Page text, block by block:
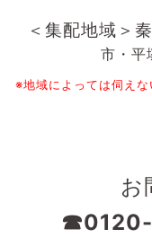
＜集配地域＞
市・平
※地域によっては伺え
お